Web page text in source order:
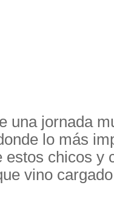
una jornada
lo más
estos chicos y
vino